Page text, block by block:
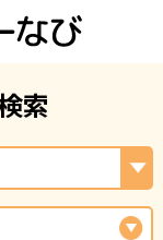
索